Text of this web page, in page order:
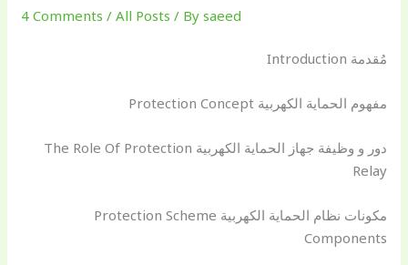
4 Comments /All Posts / Bysaeed
مُقدمة Introduction
مفهوم الحماية الكهربية Protection Concept
دور و وظيفة جهاز الحماية الكهربية The Role Of Protection
Relay
مكونات نظام الحماية الكهربية Protection Scheme
Components